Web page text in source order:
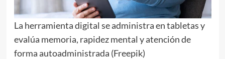
La herramienta digital se administra en tabletas y
evalúa memoria, rapidez mental y atención de
forma autoadministrada (Freepik)